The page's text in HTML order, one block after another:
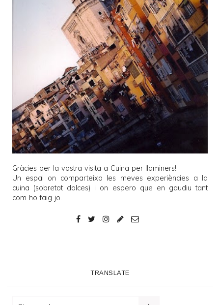
Gràcies per la vostra visita a Cuina per llaminers!
Un espai on comparteixo les meves experiències a la
cuina (sobretot dolces) i on espero que en gaudiu tant
com ho faig jo.
TRANSLATE